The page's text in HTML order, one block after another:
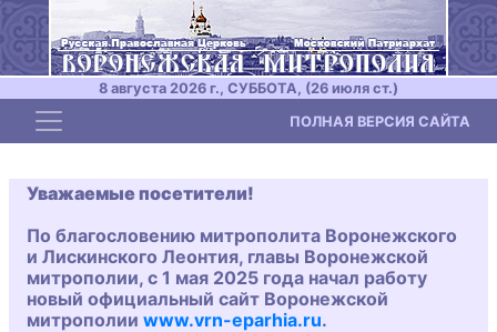
8 августа 2026 г., СУББОТА, (26 июля ст.)
Toggle navigation ПОЛНАЯ ВЕРСИЯ САЙТА
Уважаемые посетители!
По благословению митрополита Воронежского
и Лискинского Леонтия, главы Воронежской
митрополии, с 1 мая 2025 года начал работу
новый официальный сайт Воронежской
митрополии www.vrn-eparhia.ru.